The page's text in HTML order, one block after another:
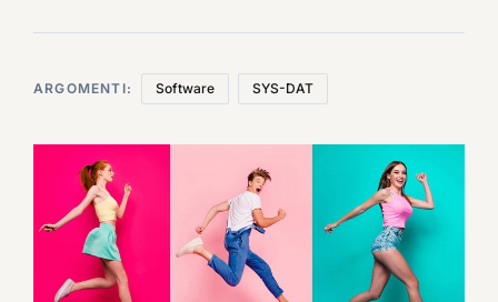
ARGOMENTI: Software SYS-DAT